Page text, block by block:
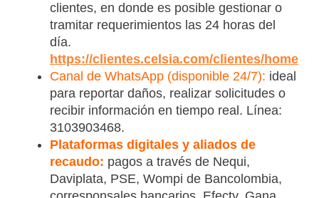
clientes, en donde es posible gestionar o
tramitar requerimientos las 24 horas del
día.
https://clientes.celsia.com/clientes/home
Canal de WhatsApp (disponible 24/7): ideal
para reportar daños, realizar solicitudes o
recibir información en tiempo real. Línea:
3103903468.
Plataformas digitales y aliados de
recaudo: pagos a través de Nequi,
Daviplata, PSE, Wompi de Bancolombia,